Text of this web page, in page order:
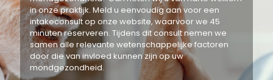
in onze praktijk. Meld u eenvoudig aan voor een
intakeconsult op onze website, waarvoor we 45
minuten reserveren. Tijdens dit consult nemen we
samen alle relevante wetenschappelijke factoren
door die van invloed kunnen zijn op uw
mondgezondheid.